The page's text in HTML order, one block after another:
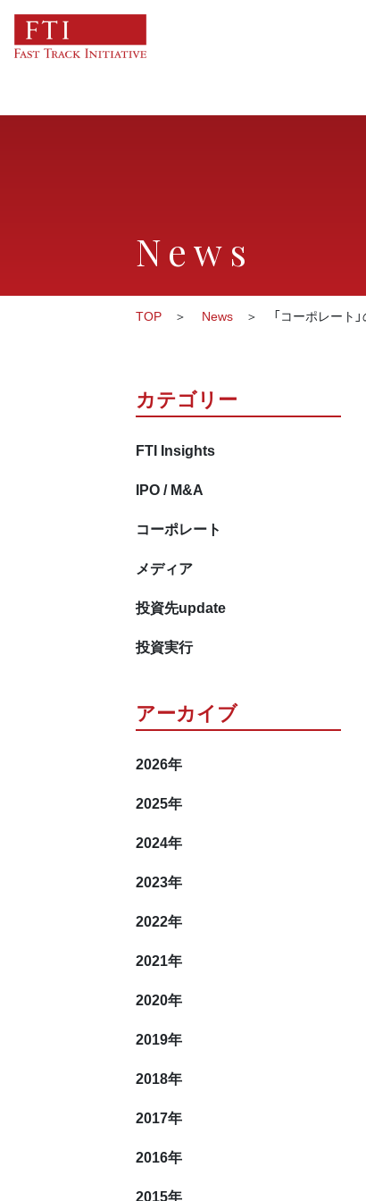
News
TOP News 「コーポレート
カテゴリー
FTI Insights
IPO / M&A
コーポレート
メディア
投資先update
投資実行
アーカイブ
2026年
2025年
2024年
2023年
2022年
2021年
2020年
2019年
2018年
2017年
2016年
2015年